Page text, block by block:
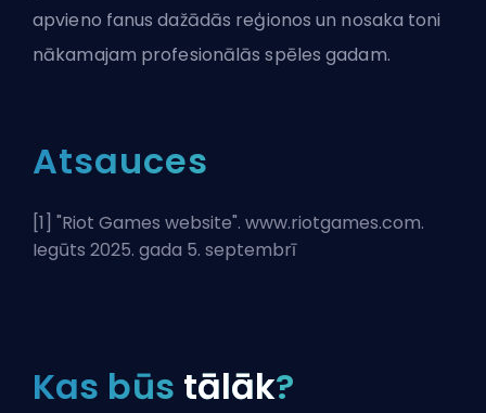
apvieno fanus dažādās reģionos un nosaka toni
nākamajam profesionālās spēles gadam.
Atsauces
[1] "Riot Games website". www.riotgames.com.
Iegūts 2025. gada 5. septembrī
Kas būs tālāk?